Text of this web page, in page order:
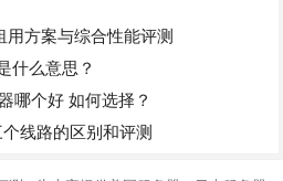
方案与综合性能评测
什么意思？
哪个好 如何选择？
线路的区别和评测